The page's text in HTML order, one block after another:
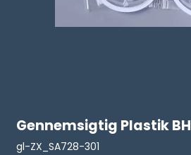
Gennemsigtig Plastik BH
gl-ZX_SA728-301